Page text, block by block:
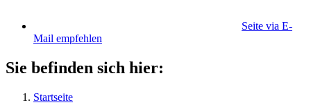
Seite via E-
Mail empfehlen
Sie befinden sich hier:
Startseite